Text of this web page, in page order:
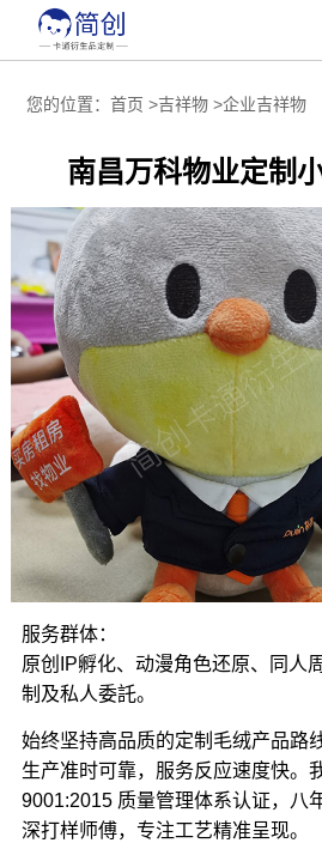
您的位置： 首页 >吉祥物>企业吉祥物
南昌万科物业定制
服务群体：
原创IP孵化、动漫角色还原、同人
制及私人委託。
始终坚持高品质的定制毛绒产品路
生产准时可靠，服务反应速度快。
9001:2015 质量管理体系认证，八
深打样师傅，专注工艺精准呈现。